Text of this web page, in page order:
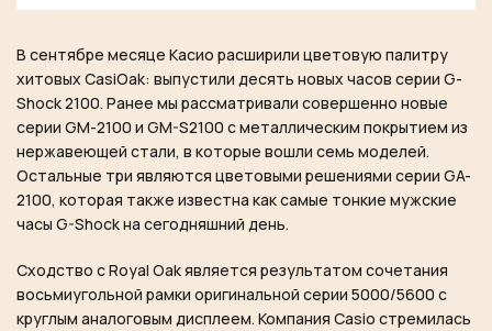
В сентябре месяце Касио расширили цветовую палитру
хитовых CasiOak: выпустили десять новых часов серии G-
Shock 2100. Ранее мы рассматривали совершенно новые
серии GM-2100 и GM-S2100 с металлическим покрытием из
нержавеющей стали, в которые вошли семь моделей.
Остальные три являются цветовыми решениями серии GA-
2100, которая также известна как самые тонкие мужские
часы G-Shock на сегодняшний день.
Сходство с Royal Oak является результатом сочетания
восьмиугольной рамки оригинальной серии 5000/5600 с
круглым аналоговым дисплеем. Компания Casio стремилась